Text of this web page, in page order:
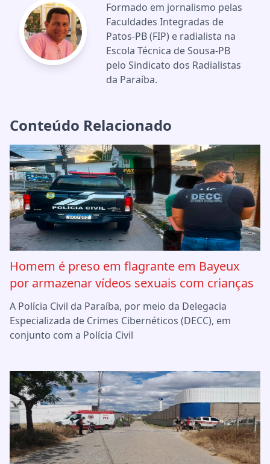
Formado em jornalismo pelas
Faculdades Integradas de
Patos-PB (FIP) e radialista na
Escola Técnica de Sousa-PB
pelo Sindicato dos Radialistas
da Paraíba.
Conteúdo Relacionado
Homem é preso em flagrante em Bayeux
por armazenar vídeos sexuais com crianças
A Polícia Civil da Paraíba, por meio da Delegacia
Especializada de Crimes Cibernéticos (DECC), em
conjunto com a Polícia Civil